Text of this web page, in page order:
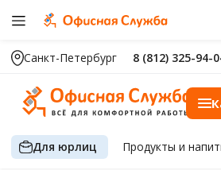
Санкт-Петербург 8 (812) 325-94-
Для юрлиц Продуктыи